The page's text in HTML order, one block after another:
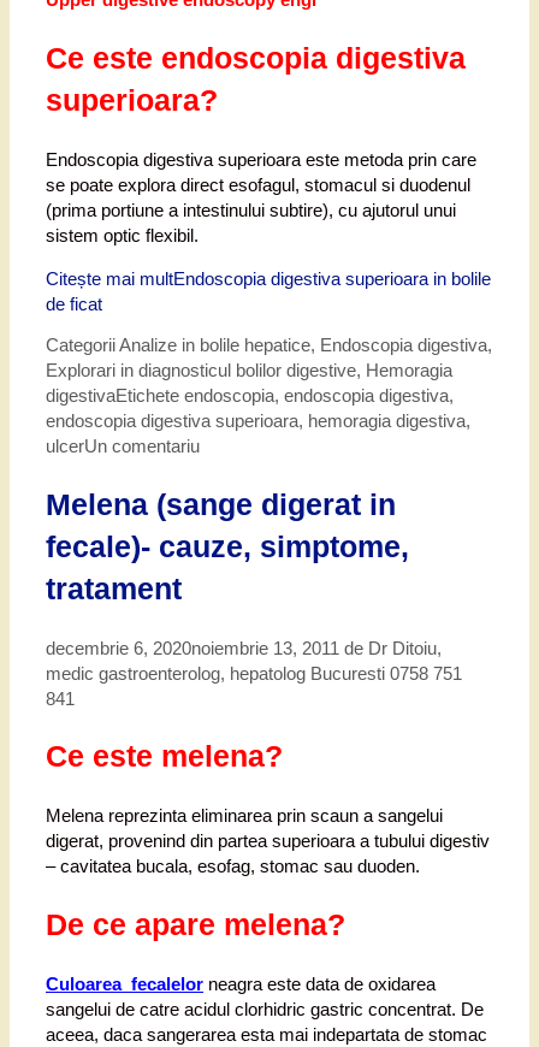
Ce este endoscopia digestiva
superioara?
Endoscopia digestiva superioara este metoda prin care
se poate explora direct esofagul, stomacul si duodenul
(prima portiune a intestinului subtire), cu ajutorul unui
sistem optic flexibil.
Citește mai multEndoscopia digestiva superioara in bolile
de ficat
CategoriiAnalize in bolile hepatice, Endoscopia digestiva,
Explorari in diagnosticul bolilor digestive, Hemoragia
digestivaEtichete endoscopia, endoscopia digestiva,
endoscopia digestiva superioara, hemoragia digestiva,
ulcerUn comentariu
Melena (sange digerat in
fecale)- cauze, simptome,
tratament
decembrie 6, 2020noiembrie 13, 2011 de Dr Ditoiu,
medic gastroenterolog, hepatolog Bucuresti 0758 751
841
Ce este melena?
Melena reprezinta eliminarea prin scaun a sangelui
digerat, provenind din partea superioara a tubului digestiv
– cavitatea bucala, esofag, stomac sau duoden.
De ce apare melena?
Culoarea fecalelor neagra este data de oxidarea
sangelui de catre acidul clorhidric gastric concentrat. De
aceea, daca sangerarea esta mai indepartata de stomac